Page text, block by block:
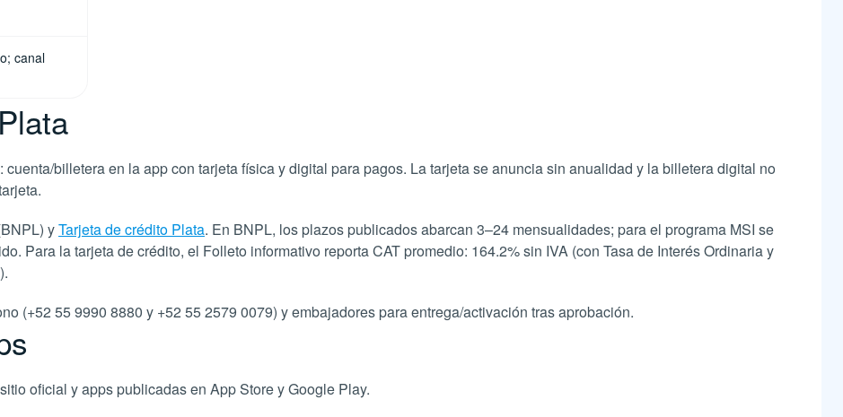
canal
billetera en la app con tarjeta física y digital para pagos. La tarjeta se anuncia sin anualidad y la billetera digital no
yTarjeta de crédito Plata. En BNPL, los plazos publicados abarcan 3–24 mensualidades; para el programa MSI se
Para la tarjeta de crédito, el Folleto informativo reporta CAT promedio: 164.2% sin IVA (con Tasa de Interés Ordinaria y
(+52 55 9990 8880 y +52 55 2579 0079) y embajadores para entrega/activación tras aprobación.
oficial y apps publicadas en App Store y Google Play.